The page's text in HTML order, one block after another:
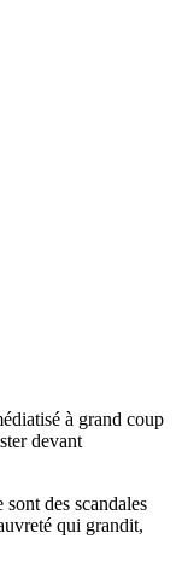
à grand coup
devant
des scandales
qui grandit,